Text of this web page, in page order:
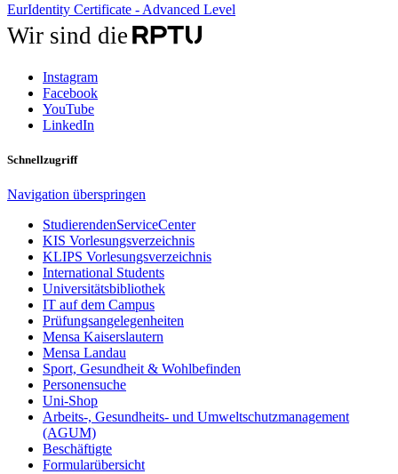
EurIdentity Certificate - Advanced Level
Wir sind die
Instagram
Facebook
YouTube
LinkedIn
Schnellzugriff
Navigation überspringen
StudierendenServiceCenter
KIS Vorlesungsverzeichnis
KLIPS Vorlesungsverzeichnis
International Students
Universitätsbibliothek
IT auf dem Campus
Prüfungsangelegenheiten
Mensa Kaiserslautern
Mensa Landau
Sport, Gesundheit & Wohlbefinden
Personensuche
Uni-Shop
Arbeits-, Gesundheits- und Umweltschutzmanagement
(AGUM)
Beschäftigte
Formularübersicht